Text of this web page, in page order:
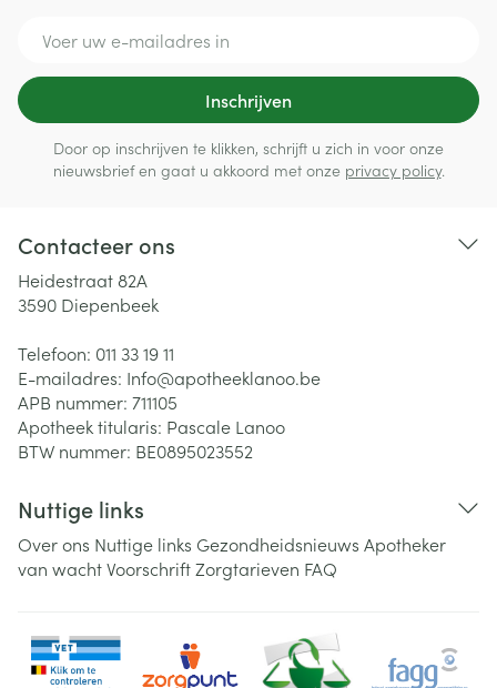
Inschrijven
Door op inschrijven te klikken, schrijft u zich in voor onze
nieuwsbrief en gaat u akkoord met onze privacy policy.
Contacteer ons
Heidestraat 82A
3590 Diepenbeek
Telefoon: 011 33 19 11
E-mailadres: Info@apotheeklanoo.be
APB nummer: 711105
Apotheek titularis: Pascale Lanoo
BTW nummer: BE0895023552
Nuttige links
Over ons Nuttige links Gezondheidsnieuws Apotheker
van wachtVoorschriftZorgtarieven FAQ